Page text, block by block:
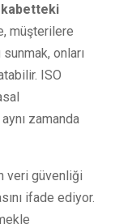
müşterilere
onları
ISO
zamanda
veri güvenliği
ifade ediyor.